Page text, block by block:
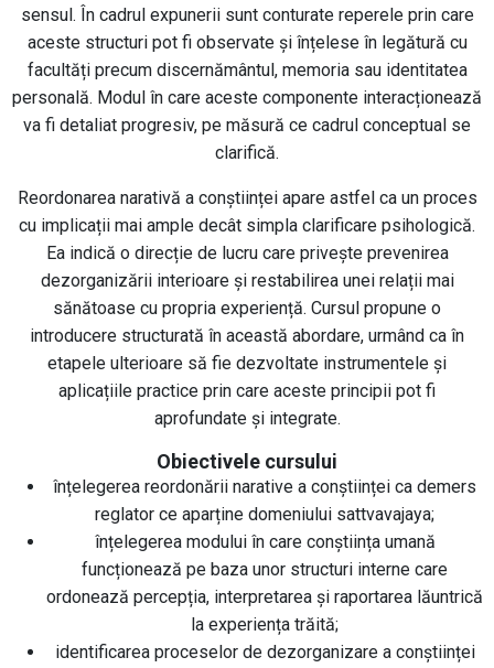
sensul. În cadrul expunerii sunt conturate reperele prin care
aceste structuri pot fi observate și înțelese în legătură cu
facultăți precum discernământul, memoria sau identitatea
personală. Modul în care aceste componente interacționează
va fi detaliat progresiv, pe măsură ce cadrul conceptual se
clarifică.
Reordonarea narativă a conștiinței apare astfel ca un proces
cu implicații mai ample decât simpla clarificare psihologică.
Ea indică o direcție de lucru care privește prevenirea
dezorganizării interioare și restabilirea unei relații mai
sănătoase cu propria experiență. Cursul propune o
introducere structurată în această abordare, urmând ca în
etapele ulterioare să fie dezvoltate instrumentele și
aplicațiile practice prin care aceste principii pot fi
aprofundate și integrate.
Obiectivele cursului
înțelegerea reordonării narative a conștiinței ca demers
reglator ce aparține domeniului sattvavajaya;
înțelegerea modului în care conștiința umană
funcționează pe baza unor structuri interne care
ordonează percepția, interpretarea și raportarea lăuntrică
la experiența trăită;
identificarea proceselor de dezorganizare a conștiinței